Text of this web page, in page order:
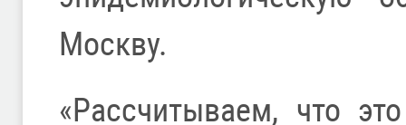
Москву.
«Рассчитываем, что